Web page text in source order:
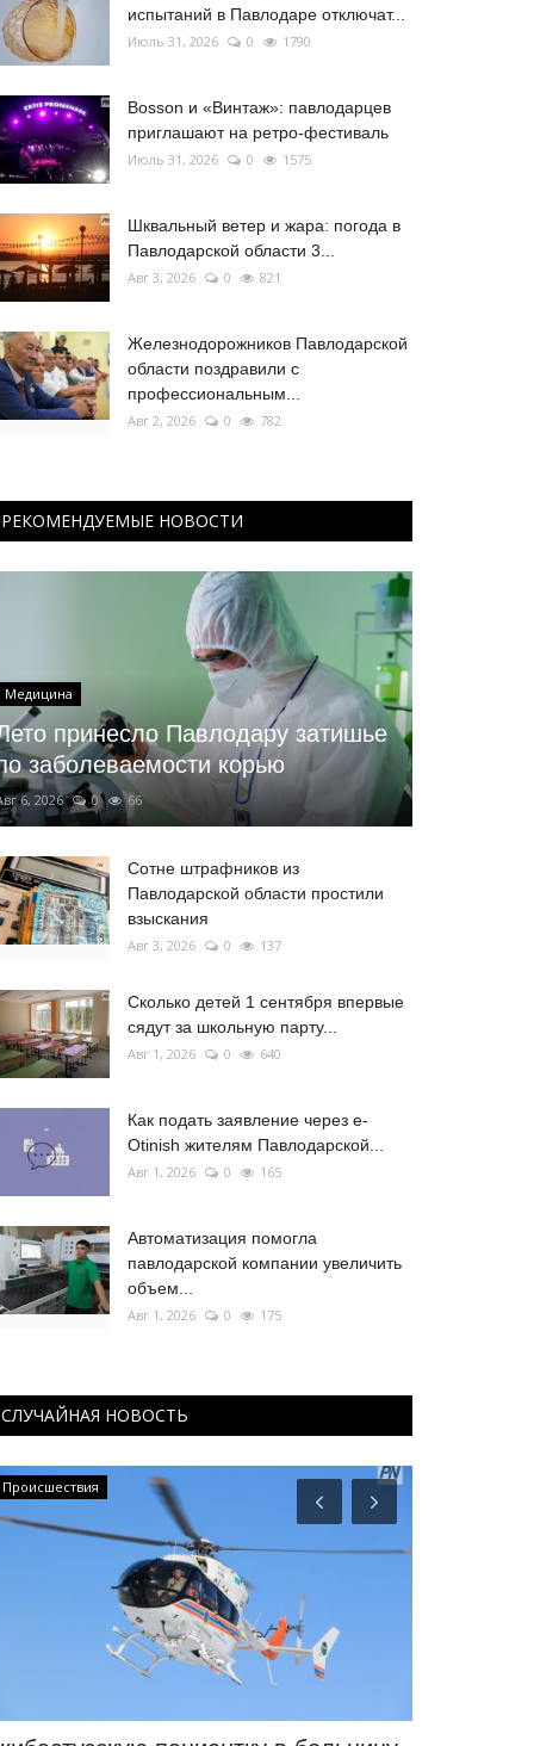
испытаний в Павлодаре отключат...
Июль 31, 2026 0 1790
Bosson и «Винтаж»: павлодарцев
приглашают на ретро-фестиваль
Июль 31, 2026 0 1575
Шквальный ветер и жара: погода в
Павлодарской области 3...
Авг 3, 2026 0 821
Железнодорожников Павлодарской
области поздравили с
профессиональным...
Авг 2, 2026 0 782
РЕКОМЕНДУЕМЫЕ НОВОСТИ
Медицина
принесло Павлодару затишье
заболеваемости корью
6, 2026 0 66
Сотне штрафников из
Павлодарской области простили
взыскания
Авг 3, 2026 0 137
Сколько детей 1 сентября впервые
сядут за школьную парту...
Авг 1, 2026 0 640
Как подать заявление через e-
Otinish жителям Павлодарской...
Авг 1, 2026 0 165
Автоматизация помогла
павлодарской компании увеличить
объем...
Авг 1, 2026 0 175
СЛУЧАЙНАЯ НОВОСТЬ
Происшествия